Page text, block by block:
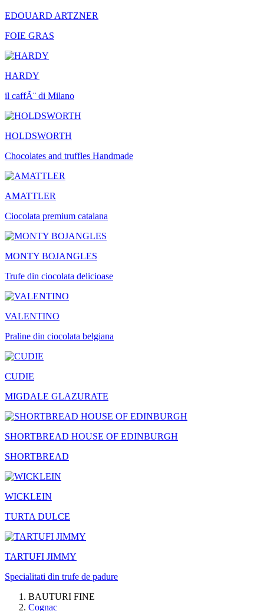
EDOUARD ARTZNER
FOIE GRAS
HARDY
il caffÃ¨ di Milano
HOLDSWORTH
Chocolates and truffles Handmade
AMATTLER
Ciocolata premium catalana
MONTY BOJANGLES
Trufe din ciocolata delicioase
VALENTINO
Praline din ciocolata belgiana
CUDIE
MIGDALE GLAZURATE
SHORTBREAD HOUSE OF EDINBURGH
SHORTBREAD
WICKLEIN
TURTA DULCE
TARTUFI JIMMY
Specialitati din trufe de padure
BAUTURI FINE
Cognac